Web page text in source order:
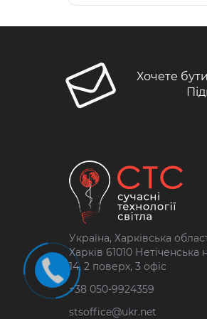
Хочете
Україна, Харківська
Харків 61010
14, 2 поверх, 3 офіс
+38 050-9924359
stsoffice@ukr.net